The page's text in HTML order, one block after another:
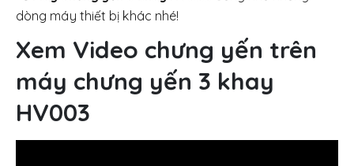
dòng máy thiết bị khác nhé!
Xem Video chưng yến trên
máy chưng yến 3 khay
HV003